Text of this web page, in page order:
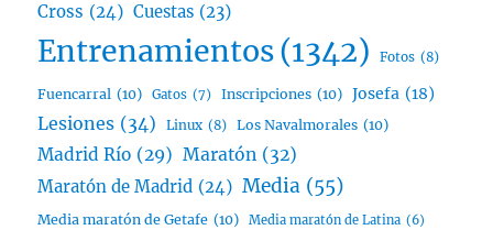
Cross (24) Cuestas (23)
Entrenamientos(1342) Fotos (8)
Fuencarral (10) Gatos (7) Inscripciones (10) Josefa (18)
Lesiones (34) Linux (8) Los Navalmorales (10)
Madrid Río (29) Maratón (32)
Maratón de Madrid (24) Media (55)
Media maratón de Getafe (10) Media maratón de Latina (6)